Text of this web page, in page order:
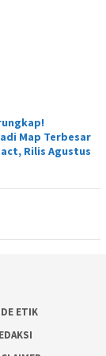
Map Terbesar
Rilis Agustus
ETIK